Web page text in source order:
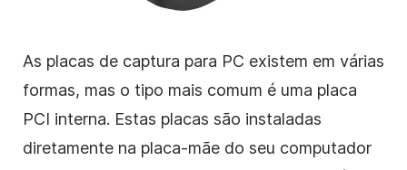
As placas de captura para PC existem em várias
formas, mas o tipo mais comum é uma placa
PCI interna. Estas placas são instaladas
diretamente na placa-mãe do seu computador